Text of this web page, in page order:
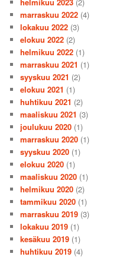
marraskuu 2022 (4)
lokakuu 2022 (3)
elokuu 2022 (2)
helmikuu 2022 (1)
marraskuu 2021 (1)
syyskuu 2021 (2)
elokuu 2021 (1)
huhtikuu 2021 (2)
maaliskuu 2021 (3)
joulukuu 2020 (1)
marraskuu 2020 (1)
syyskuu 2020 (1)
elokuu 2020 (1)
maaliskuu 2020 (1)
helmikuu 2020 (2)
tammikuu 2020 (1)
marraskuu 2019 (3)
lokakuu 2019 (1)
kesäkuu 2019 (1)
huhtikuu 2019 (4)